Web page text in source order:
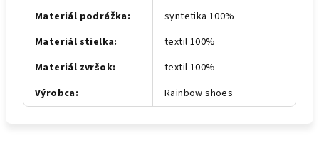
Materiál podrážka:
syntetika 100%
Materiál stielka:
textil 100%
Materiál zvršok:
textil 100%
Výrobca: Rainbow shoes